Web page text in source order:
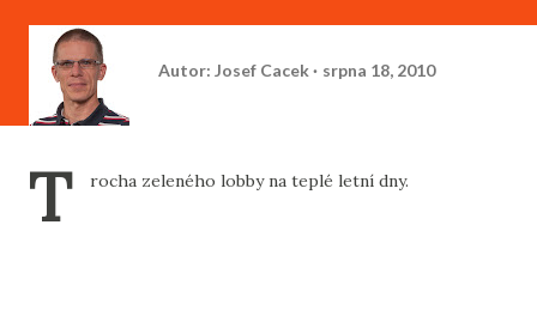
Autor: Josef Cacek srpna 18, 2010
T rocha zeleného lobby na teplé letní dny.